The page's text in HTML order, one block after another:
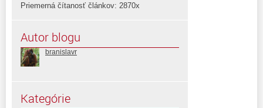
Priemerná čítanosť článkov: 2870x
Autor blogu
branislavr
Kategórie